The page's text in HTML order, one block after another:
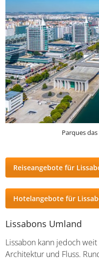
Parques
Reiseangebote für
Hotelangebote für
Lissabons Umland
Lissabon kann jedoch
Architektur und Fluss.